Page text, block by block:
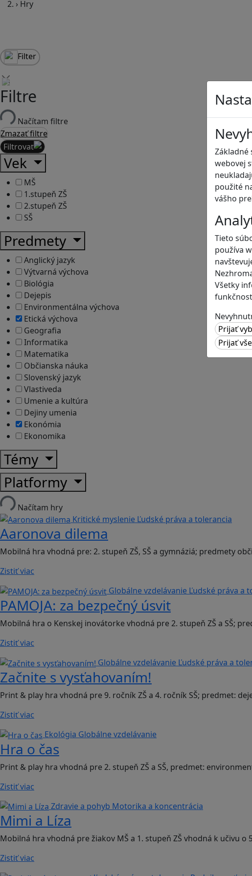
Základné
webovej
použité
vášho
Tieto
používa
Všetky
› Hry
Filter
Filtre
Načítam filtre
Zmazať filtre
Filtrovať
Vek
MŠ
1.stupeň ZŠ
2.stupeň ZŠ
SŠ
Predmety
Anglický jazyk
Výtvarná výchova
Biológia
Dejepis
Environmentálna výchova
Etická výchova
Geografia
Informatika
Matematika
Občianska náuka
Slovenský jazyk
Vlastiveda
Umenie a kultúra
Dejiny umenia
Ekonómia
Ekonomika
Témy
Platformy
Načítam hry
Kritické myslenie Ľudské práva a tolerancia
Aaronova dilema
Mobilná hra vhodná pre: 2. stupeň ZŠ, SŠ a gymnáziá; predmety
Zistiť viac
Globálne vzdelávanie Ľudské práva a
PAMOJA: za bezpečný úsvit
Mobilná hra o Kenskej inovátorke vhodná pre 2. stupeň ZŠ a SŠ;
Zistiť viac
Globálne vzdelávanie Ľudské práva a
Začnite s vysťahovaním!
Print & play hra vhodná pre 9. ročník ZŠ a 4. ročník SŠ; predmet:
Zistiť viac
Ekológia Globálne vzdelávanie
Hra o čas
Print & play hra vhodná pre 2. stupeň ZŠ a SŠ, predmet:
Zistiť viac
Zdravie a pohyb Motorika a koncentrácia
Mimi a Líza
Mobilná hra vhodná pre žiakov MŠ a 1. stupeň ZŠ vhodná k učivu o
Zistiť viac